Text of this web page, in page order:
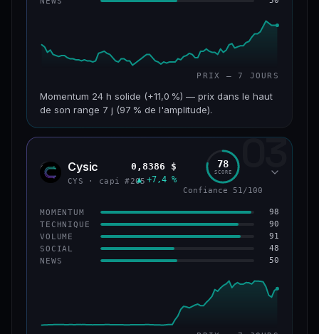
CONFIANCE
PRIX — 7 JOURS
Momentum 24 h solide (+11,0 %) — prix dans le haut
de son range 7 j (97 % de l'amplitude).
CAP. MARCHÉ VOLUME 24 H
VAR. 7 J VAR. 30 J
+2,1 %
VS ATH
−69,5 % #90
CONFIANCE 61/100
03
CYS Cysic
CYS · capi #205
0,8386 $
▲ +7,4 %
78
SCORE
Confiance 51/100
MOMENTUM 98
TECHNIQUE 90
VOLUME 91
SOCIAL 48
NEWS 50